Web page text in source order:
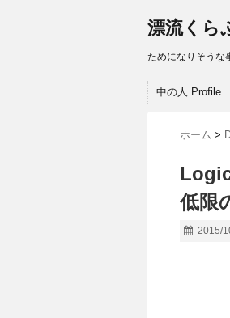
漂流くら
ためになりそうな
中の人 Profile
ホーム >
低限
2015/